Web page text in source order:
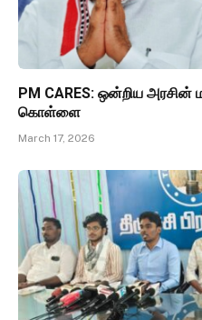
PM CARES: ஒன்றிய
கொள்ளை
March 17, 2026